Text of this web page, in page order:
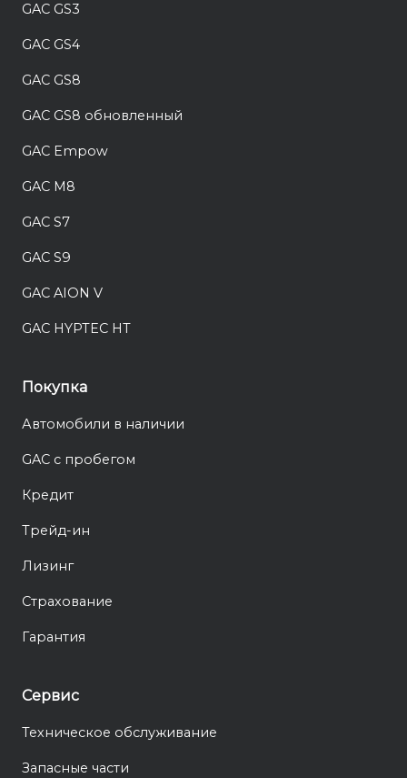
GAC GS3
GAC GS4
GAC GS8
GAC GS8 обновленный
GAC Empow
GAC M8
GAC S7
GAC S9
GAC AION V
GAC HYPTEC HT
Покупка
Автомобили в наличии
GAC с пробегом
Кредит
Трейд-ин
Лизинг
Страхование
Гарантия
Сервис
Техническое обслуживание
Запасные части